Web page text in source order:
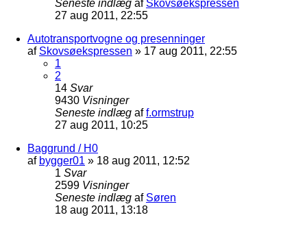
Seneste indlæg af Skovsøekspressen
27 aug 2011, 22:55
Autotransportvogne og presenninger
af Skovsøekspressen » 17 aug 2011, 22:55
1
2
14 Svar
9430 Visninger
Seneste indlæg aff.ormstrup
27 aug 2011, 10:25
Baggrund / H0
af bygger01 » 18 aug 2011, 12:52
1 Svar
2599 Visninger
Seneste indlæg af Søren
18 aug 2011, 13:18